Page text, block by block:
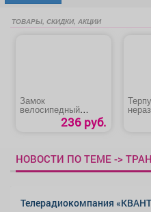
ТОВАРЫ, СКИДКИ, АКЦИИ
Замок
велосипедный
«Apecs PD-80-35СМ»
236 руб.
НОВОСТИ ПО ТЕМЕ ->
Телерадиокомпания